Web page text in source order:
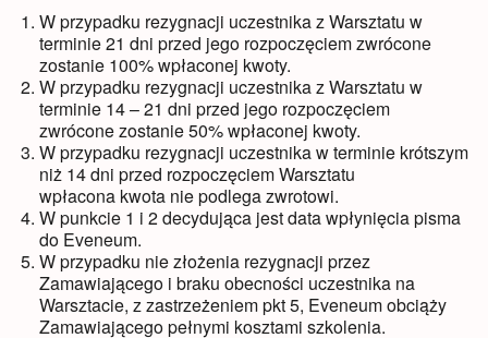
W przypadku rezygnacji uczestnika z Warsztatu w
terminie 21 dni przed jego rozpoczęciem zwrócone
zostanie 100% wpłaconej kwoty.
W przypadku rezygnacji uczestnika z Warsztatu w
terminie 14 – 21 dni przed jego rozpoczęciem
zwrócone zostanie 50% wpłaconej kwoty.
W przypadku rezygnacji uczestnika w terminie krótszym
niż 14 dni przed rozpoczęciem Warsztatu
wpłacona kwota nie podlega zwrotowi.
W punkcie 1 i 2 decydująca jest data wpłynięcia pisma
do Eveneum.
W przypadku nie złożenia rezygnacji przez
Zamawiającego i braku obecności uczestnika na
Warsztacie, z zastrzeżeniem pkt 5, Eveneum obciąży
Zamawiającego pełnymi kosztami szkolenia.